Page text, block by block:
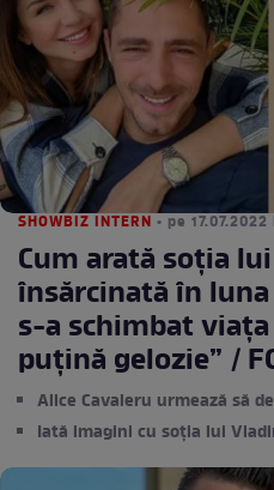
SHOWBIZ INTERN • pe
Cum arată soția
însărcinată în
s-a schimbat
puțină gelozie” /
Alice Cavaleru urmează să
Iată imagini cu soția lui